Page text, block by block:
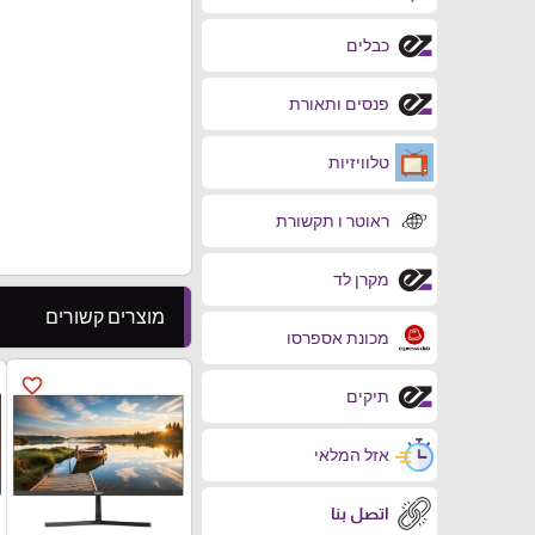
כבלים
פנסים ותאורת
טלוויזיות
ראוטר ו תקשורת
מקרן לד
מכונת אספרסו
תיקים
אזל המלאי
اتصل بنا
מוצרים קשורים
favorite_border